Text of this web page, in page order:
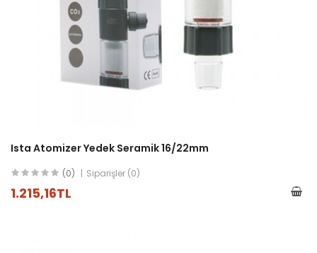
Ista Atomizer Yedek Seramik 16/22mm
(0) Siparişler (0)
1.215,16TL